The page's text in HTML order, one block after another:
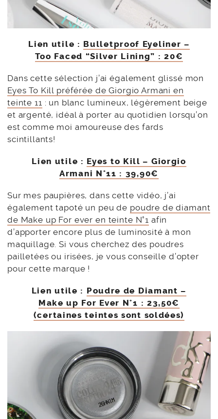
Lien utile : Bulletproof Eyeliner –
Too Faced “Silver Lining” : 20€
Dans cette sélection j’ai également glissé mon
Eyes To Kill préférée de Giorgio Armani en
teinte 11 : un blanc lumineux, légèrement beige
et argenté, idéal à porter au quotidien lorsqu’on
est comme moi amoureuse des fards
scintillants!
Lien utile : Eyes to Kill – Giorgio
Armani N°11 : 39,90€
Sur mes paupières, dans cette vidéo, j’ai
également tapoté un peu de poudre de diamant
de Make up For ever en teinte N°1 afin
d’apporter encore plus de luminosité à mon
maquillage. Si vous cherchez des poudres
pailletées ou irisées, je vous conseille d’opter
pour cette marque !
Lien utile : Poudre de Diamant –
Make up For Ever N°1 : 23,50€
(certaines teintes sont soldées)